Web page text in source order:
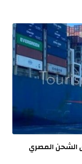
الشحن المصري